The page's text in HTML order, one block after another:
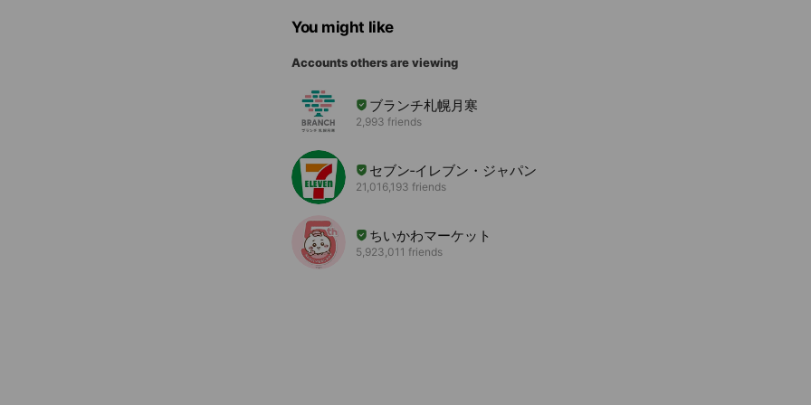
You might like
Accounts others are viewing
ブランチ札幌月寒
2,993 friends
セブン‐イレブン・ジャパン
21,016,193 friends
ちいかわマーケット
5,923,011 friends